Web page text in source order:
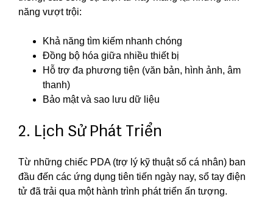
năng vượt trội:
Khả năng tìm kiếm nhanh chóng
Đồng bộ hóa giữa nhiều thiết bị
Hỗ trợ đa phương tiện (văn bản, hình ảnh, âm
thanh)
Bảo mật và sao lưu dữ liệu
2. Lịch Sử Phát Triển
Từ những chiếc PDA (trợ lý kỹ thuật số cá nhân) ban
đầu đến các ứng dụng tiên tiến ngày nay, sổ tay điện
tử đã trải qua một hành trình phát triển ấn tượng.